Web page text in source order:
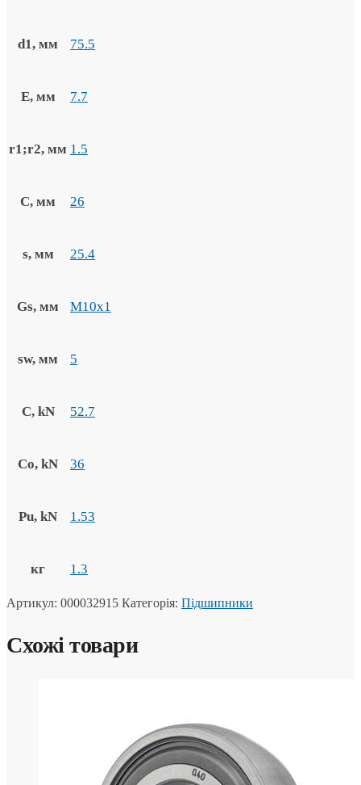
d1, мм 75.5
E, мм 7.7
r1;r2, мм 1.5
C, мм 26
s, мм 25.4
Gs, мм M10x1
sw, мм 5
C, kN 52.7
Co, kN 36
Pu, kN 1.53
кг 1.3
Артикул: 000032915 Категорія: Підшипники
Схожі товари